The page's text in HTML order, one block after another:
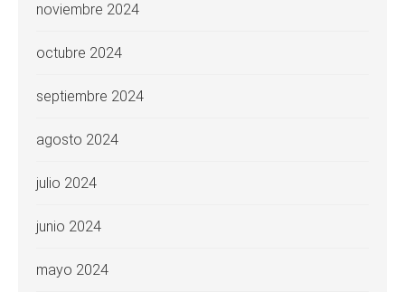
noviembre 2024
octubre 2024
septiembre 2024
agosto 2024
julio 2024
junio 2024
mayo 2024